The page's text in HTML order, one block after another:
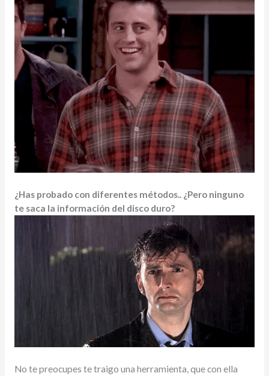
¿Has probado con diferentes métodos.. ¿Pero ninguno
te saca la información del disco duro?
No te preocupes te traigo una herramienta, que con ella